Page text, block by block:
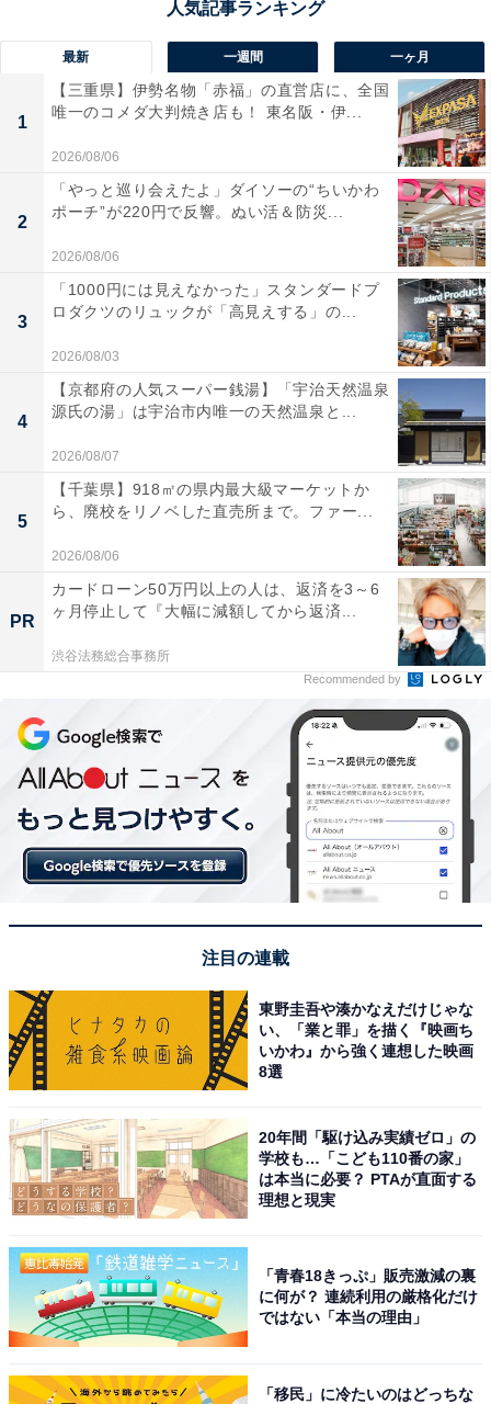
最新 一週間 一ヶ月
1
【三重県】伊勢名物「赤福」の直営店に、全国
唯一のコメダ大判焼き店も！ 東名阪・伊...
2026/08/06
2
「やっと巡り会えたよ」ダイソーの“ちいかわ
ポーチ”が220円で反響。ぬい活＆防災...
2026/08/06
3
「1000円には見えなかった」スタンダードプ
ロダクツのリュックが「高見えする」の...
2026/08/03
4
【京都府の人気スーパー銭湯】「宇治天然温泉
源氏の湯」は宇治市内唯一の天然温泉と...
2026/08/07
5
【千葉県】918㎡の県内最大級マーケットか
ら、廃校をリノベした直売所まで。ファー...
2026/08/06
PR
カードローン50万円以上の人は、返済を3～6
ヶ月停止して『大幅に減額してから返済...
渋谷法務総合事務所
Recommended by
注目の連載
東野圭吾や湊かなえだけじゃな
い、「業と罪」を描く『映画ち
いかわ』から強く連想した映画
8選
20年間「駆け込み実績ゼロ」の
学校も…「こども110番の家」
は本当に必要？ PTAが直面する
理想と現実
「青春18きっぷ」販売激減の裏
に何が？ 連続利用の厳格化だけ
ではない「本当の理由」
「移民」に冷たいのはどっちな